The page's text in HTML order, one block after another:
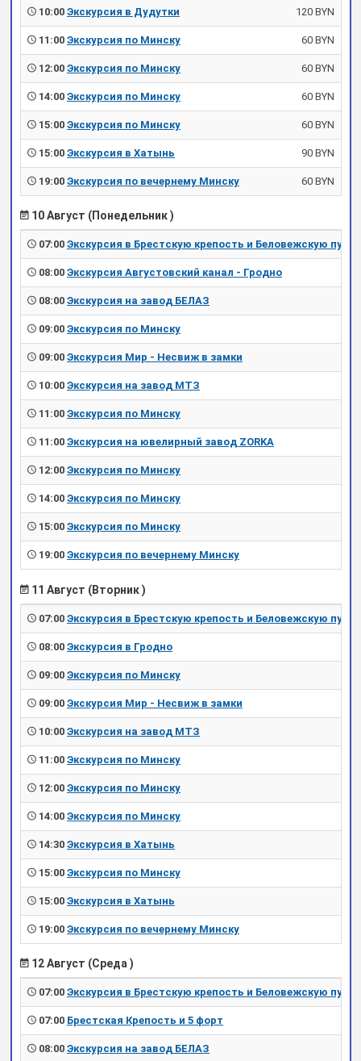
10:00 Экскурсия в Дудутки 120 BYN
11:00 Экскурсия по Минску 60 BYN
12:00 Экскурсия по Минску 60 BYN
14:00 Экскурсия по Минску 60 BYN
15:00 Экскурсия по Минску 60 BYN
15:00 Экскурсия в Хатынь 90 BYN
19:00 Экскурсия по вечернему Минску 60 BYN
10 Август (Понедельник )
07:00 Экскурсия в Брестскую крепость и Беловежскую пущу
08:00 Экскурсия Августовский канал - Гродно
08:00 Экскурсия на завод БЕЛАЗ
09:00 Экскурсия по Минску
09:00 Экскурсия Мир - Несвиж в замки
10:00 Экскурсия на завод МТЗ
11:00 Экскурсия по Минску
11:00 Экскурсия на ювелирный завод ZORKA
12:00 Экскурсия по Минску
14:00 Экскурсия по Минску
15:00 Экскурсия по Минску
19:00 Экскурсия по вечернему Минску
11 Август (Вторник )
07:00 Экскурсия в Брестскую крепость и Беловежскую пущу
08:00 Экскурсия в Гродно
09:00 Экскурсия по Минску
09:00 Экскурсия Мир - Несвиж в замки
10:00 Экскурсия на завод МТЗ
11:00 Экскурсия по Минску
12:00 Экскурсия по Минску
14:00 Экскурсия по Минску
14:30 Экскурсия в Хатынь
15:00 Экскурсия по Минску
15:00 Экскурсия в Хатынь
19:00 Экскурсия по вечернему Минску
12 Август (Среда )
07:00 Экскурсия в Брестскую крепость и Беловежскую пущу
07:00 Брестская Крепость и 5 форт
08:00 Экскурсия на завод БЕЛАЗ